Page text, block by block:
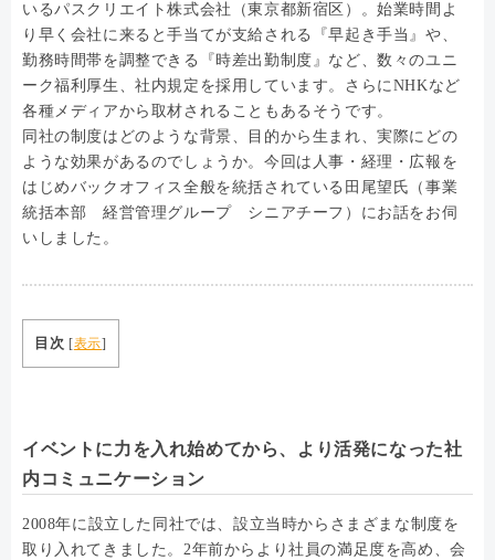
いるパスクリエイト株式会社（東京都新宿区）。始業時間よ
り早く会社に来ると手当てが支給される『早起き手当』や、
勤務時間帯を調整できる『時差出勤制度』など、数々のユニ
ーク福利厚生、社内規定を採用しています。さらにNHKなど
各種メディアから取材されることもあるそうです。
同社の制度はどのような背景、目的から生まれ、実際にどの
ような効果があるのでしょうか。今回は人事・経理・広報を
はじめバックオフィス全般を統括されている田尾望氏（事業
統括本部 経営管理グループ シニアチーフ）にお話をお伺
いしました。
目次 [表示]
イベントに力を入れ始めてから、より活発になった社
内コミュニケーション
2008年に設立した同社では、設立当時からさまざまな制度を
取り入れてきました。2年前からより社員の満足度を高め、会